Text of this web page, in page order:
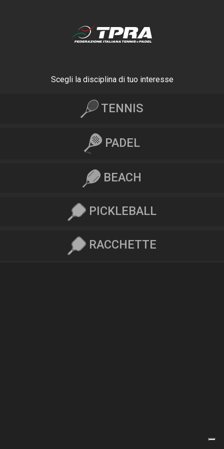
Scegli la disciplina di tuo interesse
TENNIS
PADEL
BEACH
PICKLEBALL
RACCHETTE